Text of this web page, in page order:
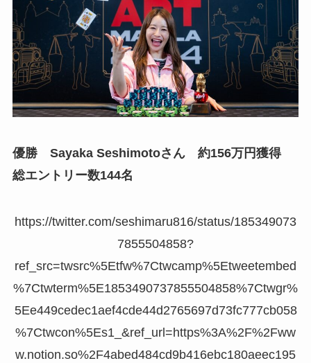
優勝 Sayaka Seshimotoさん 約156万円獲得
総エントリー数144名
https://twitter.com/seshimaru816/status/185349073
7855504858?
ref_src=twsrc%5Etfw%7Ctwcamp%5Etweetembed
%7Ctwterm%5E1853490737855504858%7Ctwgr%
5Ee449cedec1aef4cde44d2765697d73fc777cb058
%7Ctwcon%5Es1_&ref_url=https%3A%2F%2Fww
w.notion.so%2F4abed484cd9b416ebc180aeec195